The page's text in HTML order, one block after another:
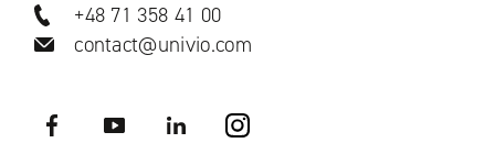
+48 71 358 41 00
contact@univio.com
Facebook YouTube LinkedIN